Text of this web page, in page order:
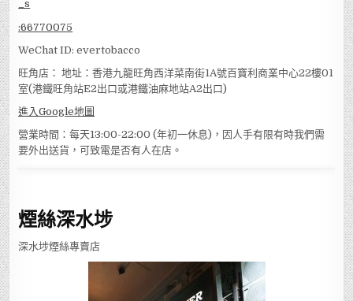
:66770075
WeChat ID: evertobacco
旺角店： 地址：香港九龍旺角西洋菜南街1A號百寶利商業中心22樓01
室(港鐵旺角站E2出口或港鐵油麻地站A2出口)
進入Google地圖
營業時間：每天13:00-22:00 (年初一休息)，因人手有限有時我們需
要外出送貨，可致電是否有人在店。
煙絲深水埗
深水埗煙絲專賣店